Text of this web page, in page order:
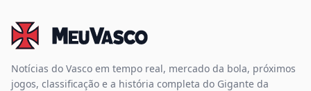
Notícias do Vasco em tempo real, mercado da bola, próximos
jogos, classificação e a história completa do Gigante da